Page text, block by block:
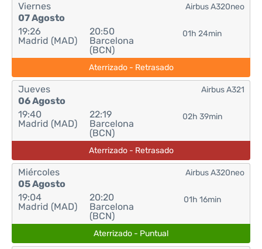
Viernes
07 Agosto
19:26
Madrid (MAD)
20:50
Barcelona
(BCN)
01h 24min
Airbus A320neo
Aterrizado - Retrasado
Jueves
06 Agosto
19:40
Madrid (MAD)
22:19
Barcelona
(BCN)
02h 39min
Airbus A321
Aterrizado - Retrasado
Miércoles
05 Agosto
19:04
Madrid (MAD)
20:20
Barcelona
(BCN)
01h 16min
Airbus A320neo
Aterrizado - Puntual